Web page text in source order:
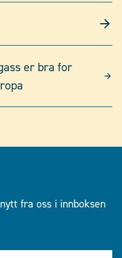
er bra for
fra oss i innboksen